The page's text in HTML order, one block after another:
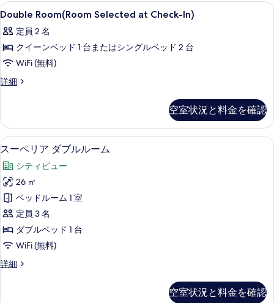
能
な
客
室
の
り
条
件
Double
Room(Room
Selected
at
Check-
In)
べ
て
の
写
真
を
表
示
す
る
高級寝具、セーフティボックス (室
6
Double Room(Room Selected at Check-In)
定員 2 名
クイーンベッド 1 台またはシングルベッド 2 台
WiFi (無料)
詳細
Double
Check-
In)
の
細
空室状況と料金を確認
ス
ー
ペ
リ
ア
ダ
ブ
ル
スーペリア ダブルルーム | 高級寝具
6
スーペリア ダブルルーム
シティビュー
26 ㎡
ベッドルーム 1 室
定員 3 名
ダブルベッド 1 台
WiFi (無料)
詳細
ス
空室状況と料金を確認